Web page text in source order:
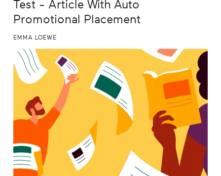
Test - Article With Auto
Promotional Placement
EMMA LOEWE